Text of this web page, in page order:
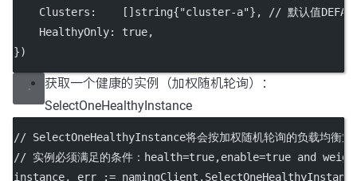
    Clusters:    []
string{"cluster-a"},
// 默认值
    HealthyOnly:
true,
})
获取一个健康的实例（加权随机轮询）：
SelectOneHealthyInstance
// SelectOneHealthyInstance将会按加权随机轮询的负载均衡策
// 实例必须满足的条件：health=true,enable=true and
instance, err
:= namingClient. SelectOneHealthyInstance